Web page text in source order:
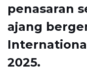
penasaran
ajang
2025.